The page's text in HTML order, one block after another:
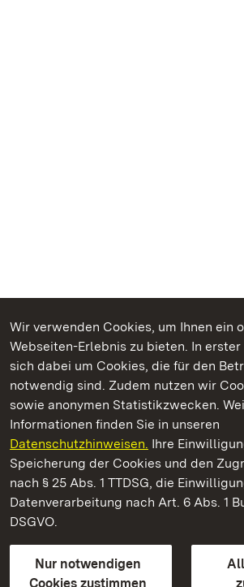
Wir verwenden Cookies, um Ihnen ein
Webseiten-Erlebnis zu bieten. In
sich dabei um Cookies, die für den
notwendig sind. Zudem nutzen wir
sowie anonymen Statistikzwecken.
Informationen finden Sie in unseren
Datenschutzhinweisen. Ihre
Speicherung der Cookies und den
nach § 25 Abs. 1 TTDSG, die
Datenverarbeitung nach Art. 6 Abs. 1
DSGVO.
Nur notwendigen
Cookies zustimmen
Kommen. Staunen. Genießen.
Staatliche Schlösser und Gärten
Staatliche Schlösser und Gärten
Kontakt
GebärdenspracheLeichte Sprache
Erklärung zur Barrierefreiheit
BITV-konform (geprüfte Seiten)